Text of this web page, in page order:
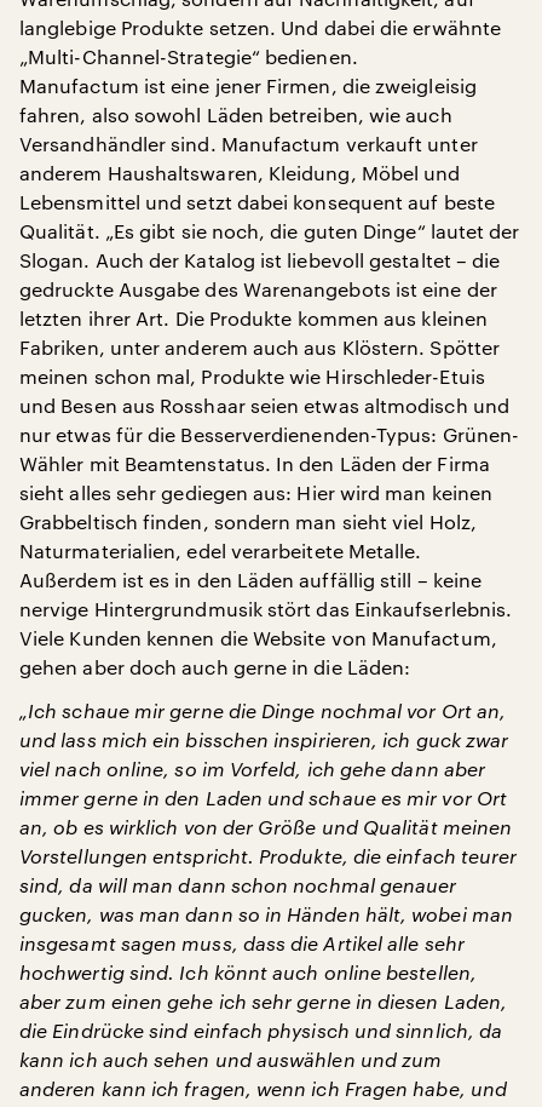
langlebige Produkte setzen. Und dabei die erwähnte
„Multi-Channel-Strategie“ bedienen.
Manufactum ist eine jener Firmen, die zweigleisig
fahren, also sowohl Läden betreiben, wie auch
Versandhändler sind. Manufactum verkauft unter
anderem Haushaltswaren, Kleidung, Möbel und
Lebensmittel und setzt dabei konsequent auf beste
Qualität. „Es gibt sie noch, die guten Dinge“ lautet der
Slogan. Auch der Katalog ist liebevoll gestaltet – die
gedruckte Ausgabe des Warenangebots ist eine der
letzten ihrer Art. Die Produkte kommen aus kleinen
Fabriken, unter anderem auch aus Klöstern. Spötter
meinen schon mal, Produkte wie Hirschleder-Etuis
und Besen aus Rosshaar seien etwas altmodisch und
nur etwas für die Besserverdienenden-Typus: Grünen-
Wähler mit Beamtenstatus. In den Läden der Firma
sieht alles sehr gediegen aus: Hier wird man keinen
Grabbeltisch finden, sondern man sieht viel Holz,
Naturmaterialien, edel verarbeitete Metalle.
Außerdem ist es in den Läden auffällig still – keine
nervige Hintergrundmusik stört das Einkaufserlebnis.
Viele Kunden kennen die Website von Manufactum,
gehen aber doch auch gerne in die Läden:
„Ich schaue mir gerne die Dinge nochmal vor Ort an,
und lass mich ein bisschen inspirieren, ich guck zwar
viel nach online, so im Vorfeld, ich gehe dann aber
immer gerne in den Laden und schaue es mir vor Ort
an, ob es wirklich von der Größe und Qualität meinen
Vorstellungen entspricht. Produkte, die einfach teurer
sind, da will man dann schon nochmal genauer
gucken, was man dann so in Händen hält, wobei man
insgesamt sagen muss, dass die Artikel alle sehr
hochwertig sind. Ich könnt auch online bestellen,
aber zum einen gehe ich sehr gerne in diesen Laden,
die Eindrücke sind einfach physisch und sinnlich, da
kann ich auch sehen und auswählen und zum
anderen kann ich fragen, wenn ich Fragen habe, und